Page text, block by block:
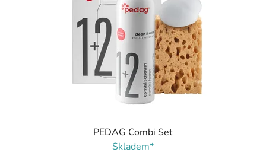
PEDAG Combi Set
Skladem*